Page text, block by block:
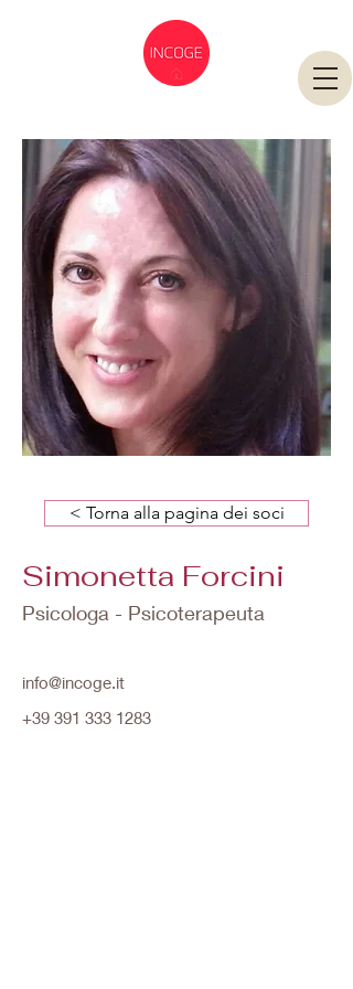
< Torna alla pagina dei soci
Simonetta Forcini
Psicologa - Psicoterapeuta
info@incoge.it
+39 391 333 1283